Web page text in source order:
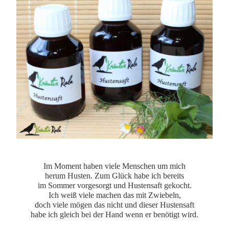
Im Moment haben viele Menschen um mich
herum Husten. Zum Glück habe ich bereits
im Sommer vorgesorgt und Hustensaft gekocht.
Ich weiß viele machen das mit Zwiebeln,
doch viele mögen das nicht und dieser Hustensaft
habe ich gleich bei der Hand wenn er benötigt wird.